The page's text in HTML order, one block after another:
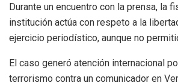
Durante un encuentro con la prensa, la
institución actúa con respeto a la
ejercicio periodístico, aunque no
El caso generó atención internacional
terrorismo contra un comunicador en